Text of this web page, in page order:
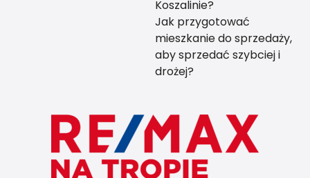
Koszalinie?
Jak przygotować
mieszkanie do sprzedaży,
aby sprzedać szybciej i
drożej?